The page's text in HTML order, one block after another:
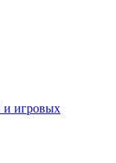
и игровых